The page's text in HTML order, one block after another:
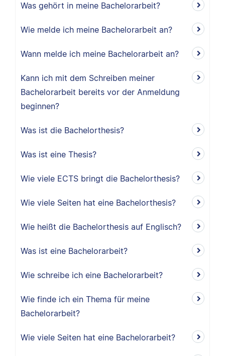
Was gehört in meine Bachelorarbeit?
Wie melde ich meine Bachelorarbeit an?
Wann melde ich meine Bachelorarbeit an?
Kann ich mit dem Schreiben meiner
Bachelorarbeit bereits vor der Anmeldung
beginnen?
Was ist die Bachelorthesis?
Was ist eine Thesis?
Wie viele ECTS bringt die Bachelorthesis?
Wie viele Seiten hat eine Bachelorthesis?
Wie heißt die Bachelorthesis auf Englisch?
Was ist eine Bachelorarbeit?
Wie schreibe ich eine Bachelorarbeit?
Wie finde ich ein Thema für meine
Bachelorarbeit?
Wie viele Seiten hat eine Bachelorarbeit?